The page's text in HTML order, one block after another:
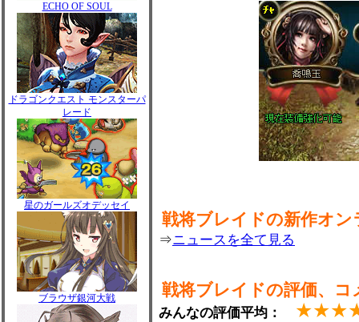
ECHO OF SOUL
ドラゴンクエスト モンスターパ
レード
星のガールズオデッセイ
ブラウザ銀河大戦
戦将ブレイドの新作オ
⇒ニュースを全て見る
戦将ブレイドの評価、コ
みんなの評価平均：